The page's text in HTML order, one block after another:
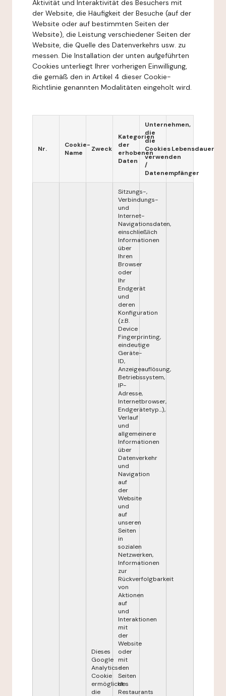
Aktivität und Interaktivität des Besuchers mit
der Website, die Häufigkeit der Besuche (auf der
Website oder auf bestimmten Seiten der
Website), die Leistung verschiedener Seiten der
Website, die Quelle des Datenverkehrs usw. zu
messen. Die Installation der unten aufgeführten
Cookies unterliegt Ihrer vorherigen Einwilligung,
die gemäß den in Artikel 4 dieser Cookie-
Richtlinie genannten Modalitäten eingeholt wird.
Nr.
Cookie-
Name
Zweck
Kategorien
der
erhobenen
Daten
Unternehmen,
die
die
Cookies
verwenden
/
Datenempfänger
Lebensdauer
Dieses
Google
Analytics-
Cookie
ermöglicht
die
Sitzungs-,
Verbindungs-
und
Internet-
Navigationsdaten,
einschließlich
Informationen
über
Ihren
Browser
oder
Ihr
Endgerät
und
deren
Konfiguration
(z.B.
Device
Fingerprinting,
eindeutige
Geräte-
ID,
Anzeigeauflösung,
Betriebssystem,
IP-
Adresse,
Internetbrowser,
Endgerätetyp...),
Verlauf
und
allgemeinere
Informationen
über
Datenverkehr
und
Navigation
auf
der
Website
und
auf
unseren
Seiten
in
sozialen
Netzwerken,
Informationen
zur
Rückverfolgbarkeit
von
Aktionen
auf
und
Interaktionen
mit
der
Website
oder
mit
den
Seiten
des
Restaurants